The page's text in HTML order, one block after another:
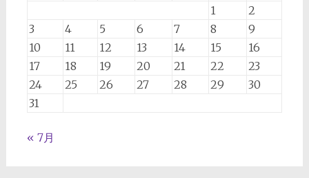
1
2
3
4 5 6 7 8
9
10
11 12 13 14 15
16
17
18 19 20 21 22
23
24
25 26 27 28 29
30
31
« 7月